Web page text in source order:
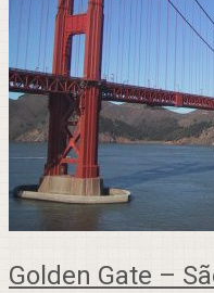
Golden Gate –